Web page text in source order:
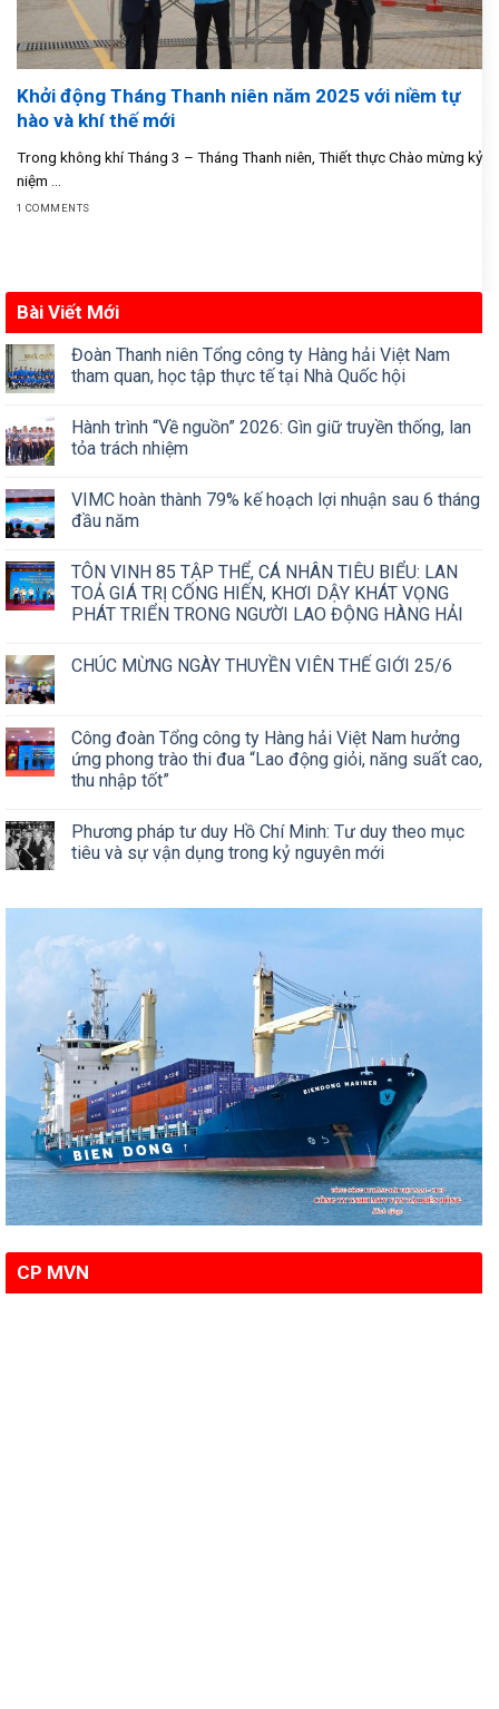
Khởi động Tháng Thanh niên năm 2025 với niềm tự
hào và khí thế mới
Trong không khí Tháng 3 – Tháng Thanh niên, Thiết thực Chào mừng kỷ
niệm ...
1 COMMENTS
Bài Viết Mới
Đoàn Thanh niên Tổng công ty Hàng hải Việt Nam
tham quan, học tập thực tế tại Nhà Quốc hội
Hành trình “Về nguồn” 2026: Gìn giữ truyền thống, lan
tỏa trách nhiệm
VIMC hoàn thành 79% kế hoạch lợi nhuận sau 6 tháng
đầu năm
TÔN VINH 85 TẬP THỂ, CÁ NHÂN TIÊU BIỂU: LAN
TOẢ GIÁ TRỊ CỐNG HIẾN, KHƠI DẬY KHÁT VỌNG
PHÁT TRIỂN TRONG NGƯỜI LAO ĐỘNG HÀNG HẢI
CHÚC MỪNG NGÀY THUYỀN VIÊN THẾ GIỚI 25/6
Công đoàn Tổng công ty Hàng hải Việt Nam hưởng
ứng phong trào thi đua “Lao động giỏi, năng suất cao,
thu nhập tốt”
Phương pháp tư duy Hồ Chí Minh: Tư duy theo mục
tiêu và sự vận dụng trong kỷ nguyên mới
CP MVN